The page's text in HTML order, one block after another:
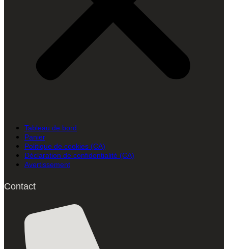
Tableau de bord
Panier
Politique de cookies (CA)
Déclaration de confidentialité (CA)
Avertissement
Contact